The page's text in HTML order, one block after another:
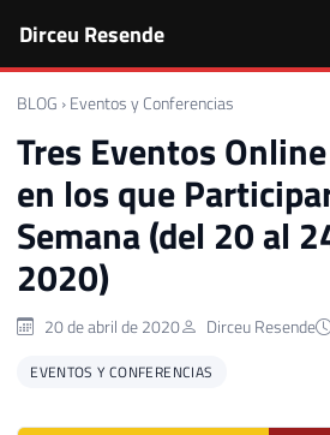
Dirceu Resende
BLOG › Eventos y Conferencias
Tres Eventos
en los que
Semana (del 20 al
2020)
20 de abril de 2020 Dirceu Resende
EVENTOS Y CONFERENCIAS